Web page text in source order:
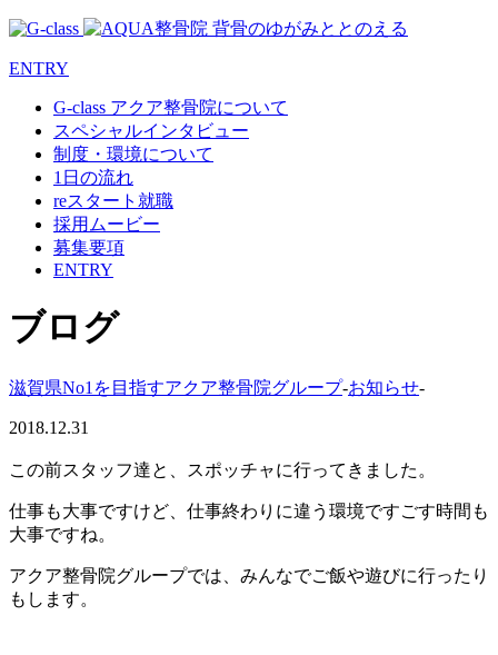
ENTRY
G-class アクア整骨院について
スペシャルインタビュー
制度・環境について
1日の流れ
reスタート就職
採用ムービー
募集要項
ENTRY
ブログ
滋賀県No1を目指すアクア整骨院グループ-お知らせ-
2018.12.31
この前スタッフ達と、スポッチャに行ってきました。
仕事も大事ですけど、仕事終わりに違う環境ですごす時間も
大事ですね。
アクア整骨院グループでは、みんなでご飯や遊びに行ったり
もします。